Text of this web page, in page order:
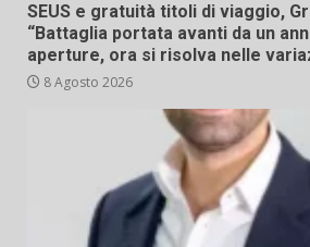
SEUS e gratuità titoli di viaggio,
“Battaglia portata avanti da un
aperture, ora si risolva nelle
8 Agosto 2026